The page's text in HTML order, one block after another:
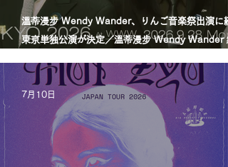
溫蒂漫步 Wendy Wander、りんご音楽祭出演に
東京単独公演が決定／溫蒂漫步 Wendy Wander
7月10日